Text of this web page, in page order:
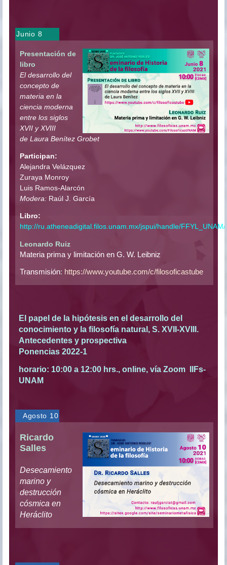
Junio 8
Presentación de
libro
El desarrollo del
concepto de
materia en la
ciencia moderna
entre los siglos
XVII y XVIII
de Laura Benítez Grobet
Participan:
Alejandra Velázquez
Zuraya Monroy
Luis Ramos-Alarcón
Modera: Raúl J. García
Libro:
http://ru.atheneadigital.filos.unam.mx/jspui/handle/
Leonardo Ruiz
Materia prima y limitación en G. W. Leibniz
Transmisión: https://www.youtube.com/c/filosoficastube
El papel de la hipótesis en el desarrollo del
conocimiento y la filosofía natural, S. XVII-XVIII.
Antecedentes y prospectiva
Ponencias 2022-1
horario: 10:00 a 12:00 hrs., online, vía Zoom IIFs-
UNAM
Agosto 10
Ricardo
Salles
Desecamiento
marino y
destrucción
cósmica en
Heráclito